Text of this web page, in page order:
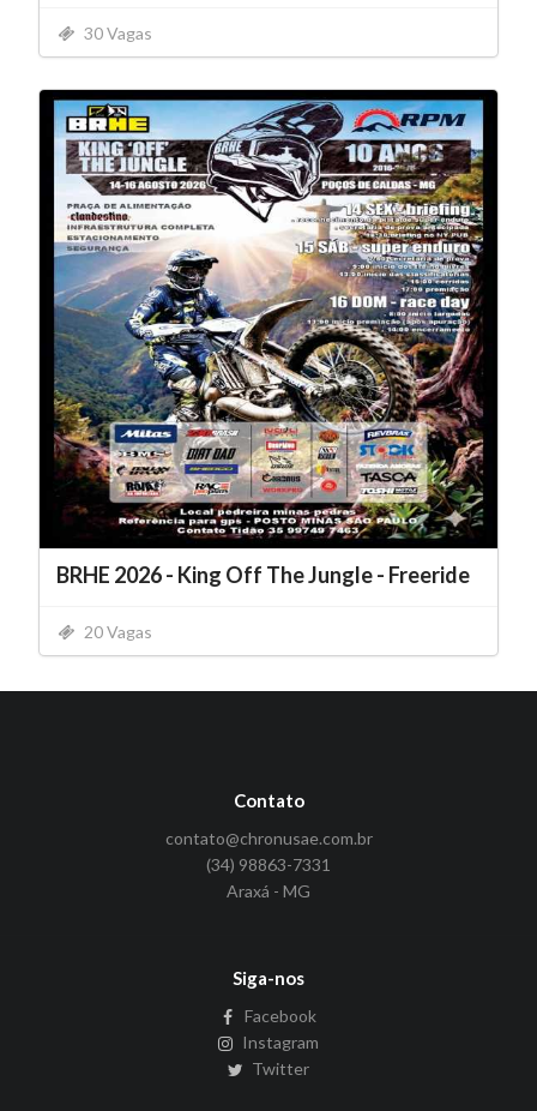
30 Vagas
BRHE 2026 - King Off The Jungle - Freeride
20 Vagas
Contato
contato@chronusae.com.br
(34) 98863-7331
Araxá - MG
Siga-nos
Facebook
Instagram
Twitter